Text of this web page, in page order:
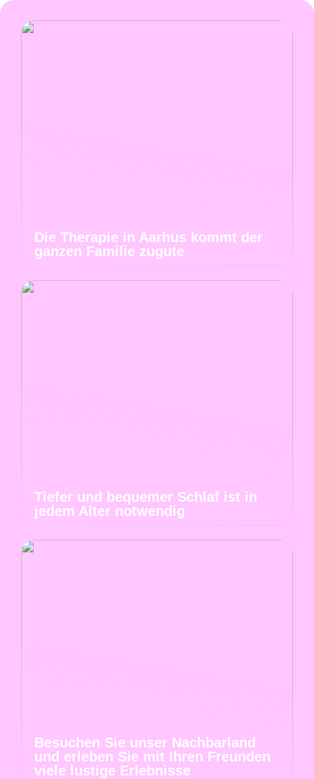
Die Therapie in Aarhus kommt der
ganzen Familie zugute
Tiefer und bequemer Schlaf ist in
jedem Alter notwendig
Besuchen Sie unser Nachbarland
und erleben Sie mit Ihren Freunden
viele lustige Erlebnisse